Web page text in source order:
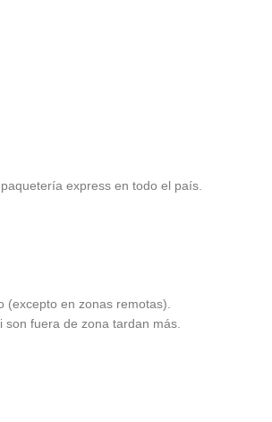
express en todo el país.
en zonas remotas).
fuera de zona tardan más.